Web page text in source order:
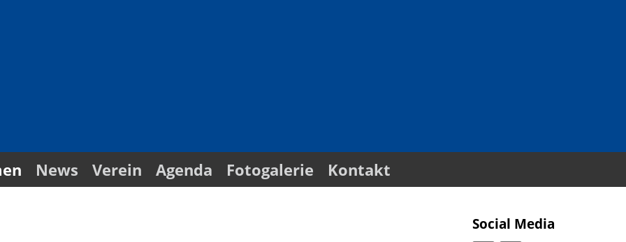
News Verein Agenda Fotogalerie Kontakt
Social Media